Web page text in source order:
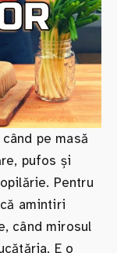
pe masă
pufos și
Pentru
amintiri
când mirosul
E o